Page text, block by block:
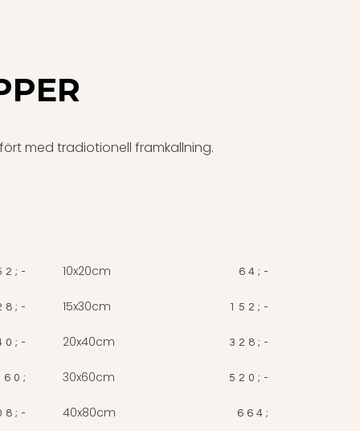
med tradiotionell framkallning.
10x20cm 64;-
15x30cm 152;-
20x40cm 328;-
30x60cm 520;-
40x80cm 664;